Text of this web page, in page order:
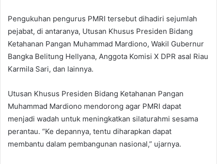
Pengukuhan pengurus PMRI tersebut dihadiri sejumlah
pejabat, di antaranya, Utusan Khusus Presiden Bidang
Ketahanan Pangan Muhammad Mardiono, Wakil Gubernur
Bangka Belitung Hellyana, Anggota Komisi X DPR asal Riau
Karmila Sari, dan lainnya.
Utusan Khusus Presiden Bidang Ketahanan Pangan
Muhammad Mardiono mendorong agar PMRI dapat
menjadi wadah untuk meningkatkan silaturahmi sesama
perantau. “Ke depannya, tentu diharapkan dapat
membantu dalam pembangunan nasional,” ujarnya.